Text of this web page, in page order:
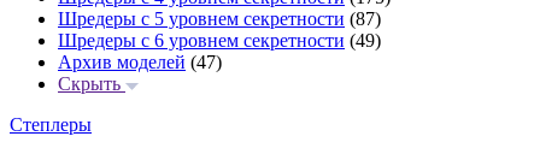
Шредеры с 5 уровнем секретности (87)
Шредеры с 6 уровнем секретности (49)
Архив моделей (47)
Скрыть
Степлеры